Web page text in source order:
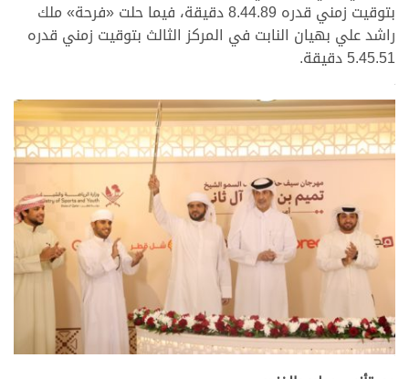
بتوقيت زمني قدره 8.44.89 دقيقة، فيما حلت «فرحة» ملك
راشد علي بهيان النابت في المركز الثالث بتوقيت زمني قدره
5.45.51 دقيقة.
>
.